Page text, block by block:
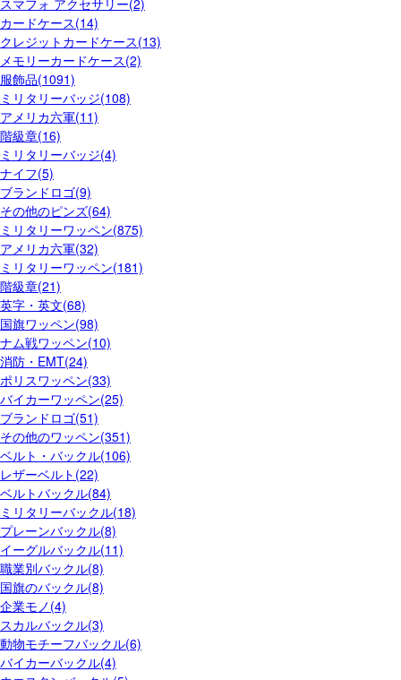
スマフォ アクセサリー(2)
カードケース(14)
クレジットカードケース(13)
メモリーカードケース(2)
服飾品(1091)
ミリタリーバッジ(108)
アメリカ六軍(11)
階級章(16)
ミリタリーバッジ(4)
ナイフ(5)
ブランドロゴ(9)
その他のピンズ(64)
ミリタリーワッペン(875)
アメリカ六軍(32)
ミリタリーワッペン(181)
階級章(21)
英字・英文(68)
国旗ワッペン(98)
ナム戦ワッペン(10)
消防・EMT(24)
ポリスワッペン(33)
バイカーワッペン(25)
ブランドロゴ(51)
その他のワッペン(351)
ベルト・バックル(106)
レザーベルト(22)
ベルトバックル(84)
ミリタリーバックル(18)
プレーンバックル(8)
イーグルバックル(11)
職業別バックル(8)
国旗のバックル(8)
企業モノ(4)
スカルバックル(3)
動物モチーフバックル(6)
バイカーバックル(4)